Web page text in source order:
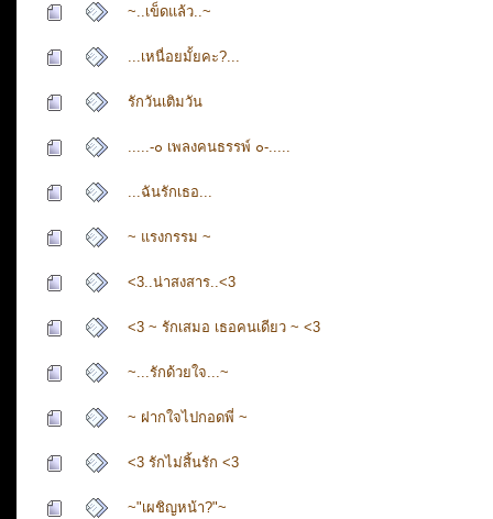
~..เข็ดแล้ว..~
...เหนื่อยมั้ยคะ?...
รักวันเติมวัน
.....-๐ เพลงคนธรรพ์ ๐-.....
...ฉันรักเธอ...
~ แรงกรรม ~
<3..น่าสงสาร..<3
<3 ~ รักเสมอ เธอคนเดียว ~ <3
~...รักด้วยใจ...~
~ ฝากใจไปกอดพี่ ~
<3 รักไม่สิ้นรัก <3
~"เผชิญหน้า?"~